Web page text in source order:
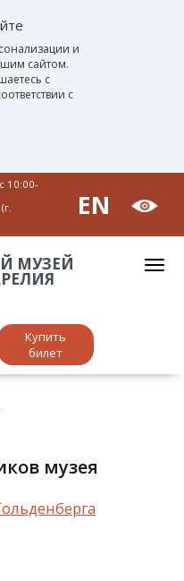
и
сайтом.
с
с
10:00-
EN
МУЗЕЙ
Купить
билет
музея